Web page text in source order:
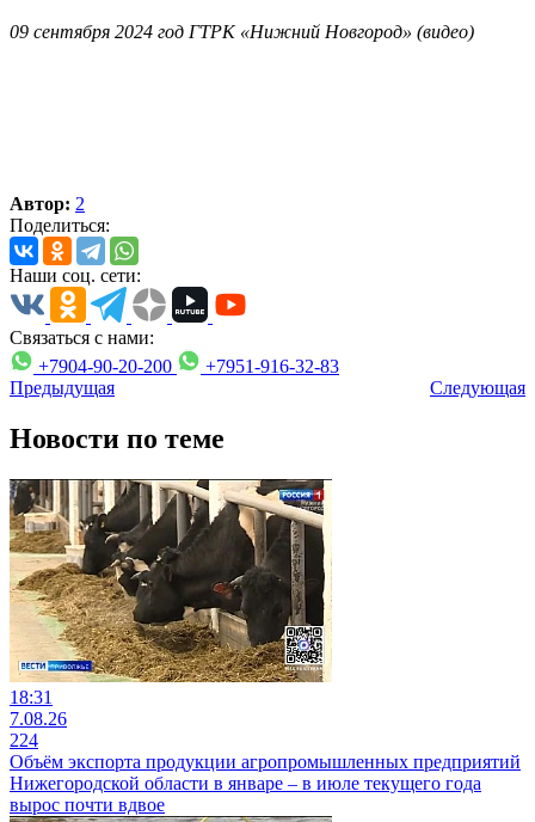
09 сентября 2024 год ГТРК «Нижний Новгород» (видео)
Автор: 2
Поделиться:
Наши соц. сети:
Связаться с нами:
+7904-90-20-200
+7951-916-32-83
Предыдущая
Следующая
Новости по теме
18:31
7.08.26
224
Объём экспорта продукции агропромышленных предприятий
Нижегородской области в январе – в июле текущего года
вырос почти вдвое